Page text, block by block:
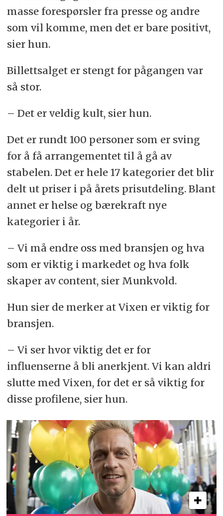
masse forespørsler fra presse og andre
som vil komme, men det er bare positivt,
sier hun.
Billettsalget er stengt for pågangen var
så stor.
– Det er veldig kult, sier hun.
Det er rundt 100 personer som er sving
for å få arrangementet til å gå av
stabelen. Det er hele 17 kategorier det blir
delt ut priser i på årets prisutdeling. Blant
annet er helse og bærekraft nye
kategorier i år.
– Vi må endre oss med bransjen og hva
som er viktig i markedet og hva folk
skaper av content, sier Munkvold.
Hun sier de merker at Vixen er viktig for
bransjen.
– Vi ser hvor viktig det er for
influenserne å bli anerkjent. Vi kan aldri
slutte med Vixen, for det er så viktig for
disse profilene, sier hun.